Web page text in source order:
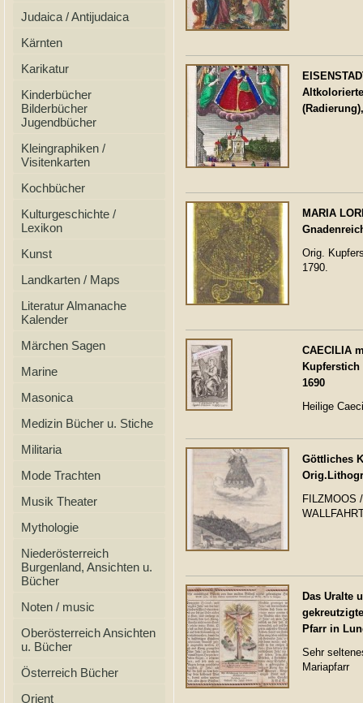
Judaica / Antijudaica
Kärnten
Karikatur
Kinderbücher
Bilderbücher
Jugendbücher
Kleingraphiken /
Visitenkarten
Kochbücher
Kulturgeschichte /
Lexikon
Kunst
Landkarten / Maps
Literatur Almanache
Kalender
Märchen Sagen
Marine
Masonica
Medizin Bücher u. Stiche
Militaria
Mode Trachten
Musik Theater
Mythologie
Niederösterreich
Burgenland, Ansichten u.
Bücher
Noten / music
Oberösterreich Ansichten
u. Bücher
Österreich Bücher
Orient
MARIA
Orig.
1790.
CAECILIA
Kupferstich
1690
Heilige
Göttliches
FILZMOOS
Das Uralte
Pfarr in
Sehr
Mariapfarr